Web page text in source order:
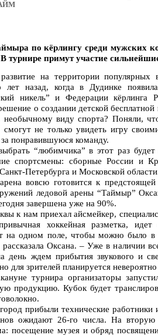
по кёрлингу среди мужских
турнире примут участие
на территории
лет назад, когда в Дудинке
никель” и Федерации кёрлинга
о создании детской
виду спорта? Поняли,
смогут не только увидеть игру
понравившуюся команду.
“любимчика” в этот раз
спортсмены: сборные России и
Петербурга и Московской
вовсю готовится к
ледовой арены “Таймыр”
завершена уже на 90%.
к нам приехал айсмейкер,
хоккейная разметка,
на одном поле, чтобы можно было
рассказала Оксана. – Уже в наличии
день ждем прибытия звукового и
для зрителей планируется
турнира организаторы
продукцию. Кубок будет
прибыли технические
ожидают 26-го числа. На вторую
посещение музея и обряд